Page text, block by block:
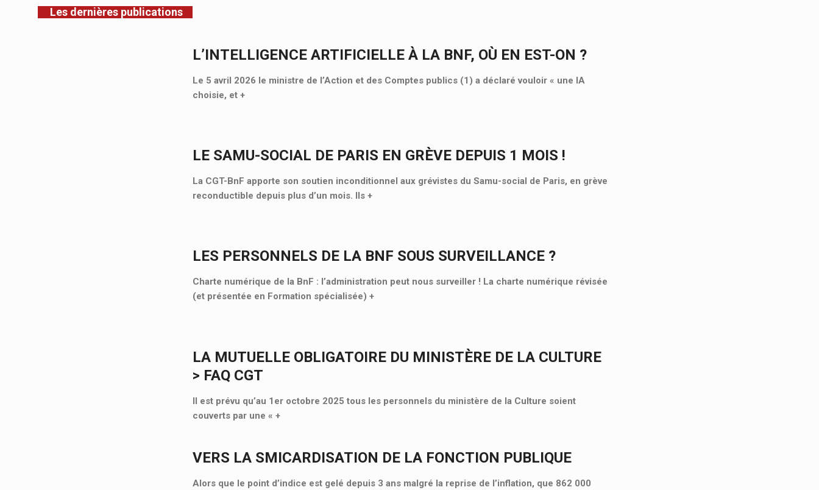
Les dernières publications
L’INTELLIGENCE ARTIFICIELLE À LA BNF, OÙ EN EST-ON ?
Le 5 avril 2026 le ministre de l’Action et des Comptes publics (1) a déclaré vouloir « une IA
choisie, et +
LE SAMU-SOCIAL DE PARIS EN GRÈVE DEPUIS 1 MOIS !
La CGT-BnF apporte son soutien inconditionnel aux grévistes du Samu-social de Paris, en grève
reconductible depuis plus d’un mois. Ils +
LES PERSONNELS DE LA BNF SOUS SURVEILLANCE ?
Charte numérique de la BnF : l’administration peut nous surveiller ! La charte numérique révisée
(et présentée en Formation spécialisée) +
LA MUTUELLE OBLIGATOIRE DU MINISTÈRE DE LA CULTURE
> FAQ CGT
Il est prévu qu’au 1er octobre 2025 tous les personnels du ministère de la Culture soient
couverts par une « +
VERS LA SMICARDISATION DE LA FONCTION PUBLIQUE
Alors que le point d’indice est gelé depuis 3 ans malgré la reprise de l’inflation, que 862 000